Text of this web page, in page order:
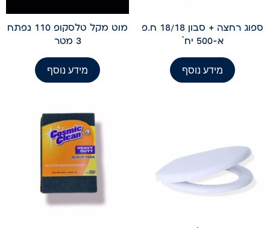
ספוג רחצה + סבון 18/18 ח.פ
א-500 יח`
מידע נוסף
מוט מקל טלסקופ 110 נפתח
3 מטר
מידע נוסף